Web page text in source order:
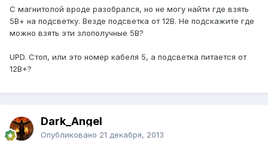
С магнитолой вроде разобрался, но не могу найти где взять
5В+ на подсветку. Везде подсветка от 12В. Не подскажите где
можно взять эти злополучные 5В?
UPD. Стоп, или это номер кабеля 5, а подсветка питается от
12В+?
Dark_Angel
Опубликовано 21 декабря, 2013